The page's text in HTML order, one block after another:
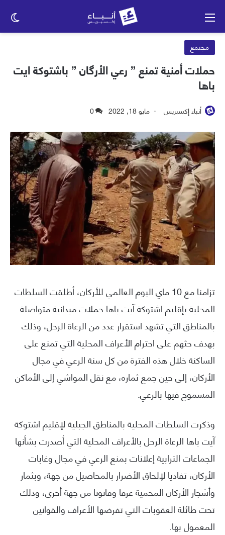
مجتمع
حملات أمنية تمنع ” رعي الأرگان ” باشتوكة ايت
باها
أنباء إكسبريس مايو 18, 2022 0
تزامنا مع 10 ماي اليوم العالمي للأركان، أطلقت السلطات
المحلية بإقليم اشتوكة آيت باها حملات ميدانية متواصلة
بالمناطق التي تشهد استقرار عدد من الرعاة الرحل، وذلك
بهدف حثهم على احترام الأعراف المحلية التي تمنع على
الساكنة خلال هذه الفترة من كل سنة الرعي في مجال
الأركان، إلى حين جمع ثماره، مع نقل المواشي إلى الأماكن
المسموح فيها بالرعي.
وذكرت السلطات المحلية بالمناطق الجبلية لإقليم اشتوكة
آيت باها الرعاة الرحل بالأعراف المحلية التي أصدرت بشأنها
الجماعات الترابية إعلانات بمنع الرعي في مجال وغابات
الأركان، تفاديا لإلحاق الأضرار بالمحاصيل من جهة، وبثمار
وأشجار الأركان المحمية عرفا وقانونا من جهة أخرى، وذلك
تحت طائلة العقوبات التي تفرضها الأعراف والقوانين
المعمول بها.